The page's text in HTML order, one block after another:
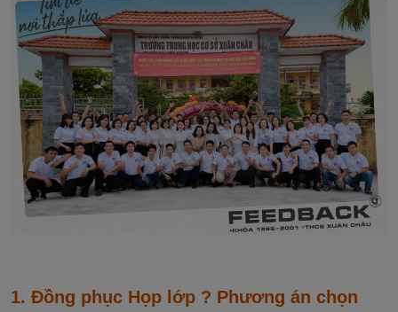
1. Đồng phục Họp lớp ? Phương án chọn